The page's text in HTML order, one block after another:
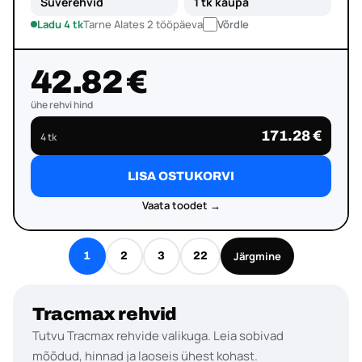
Ladu 4 tkTarne Alates 2 tööpäeva Võrdle
42.82 €
ühe rehvi hind
4 tk 171.28 €
LISA OSTUKORVI
Vaata toodet →
1 2 3 22 Järgmine
Tracmax rehvid
Tutvu Tracmax rehvide valikuga. Leia sobivad
mõõdud, hinnad ja laoseis ühest kohast.